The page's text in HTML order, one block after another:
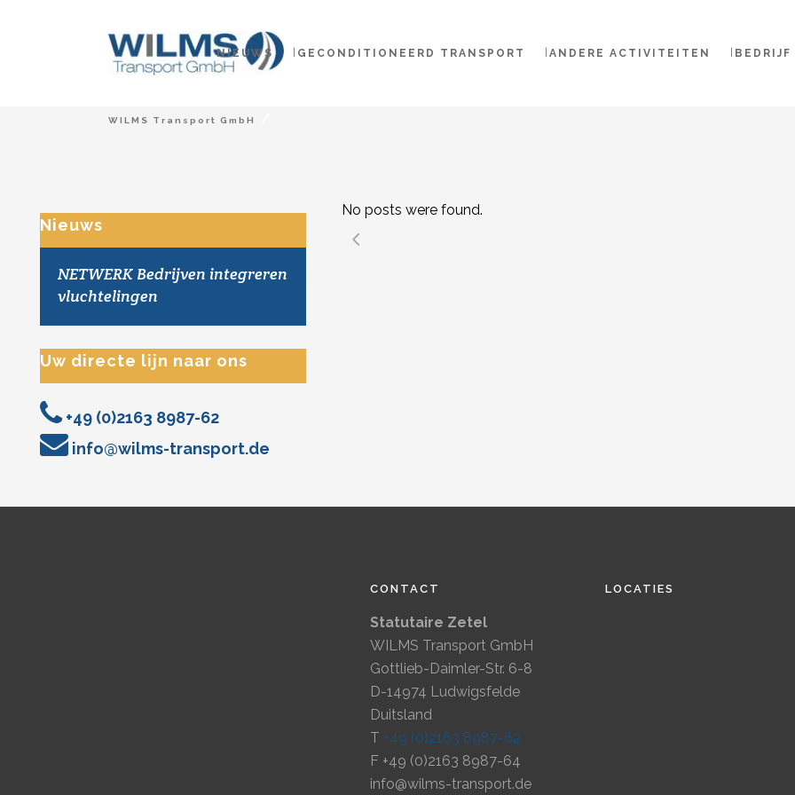
NIEUWS GECONDITIONEERD TRANSPORT ANDERE ACTIVITEITEN BEDRIJF
WILMS Transport GmbH
Nieuws
NETWERK Bedrijven integreren
vluchtelingen
Uw directe lijn naar ons
+49 (0)2163 8987-62
info@wilms-transport.de
No posts were found.
CONTACT
Statutaire Zetel
WILMS Transport GmbH
Gottlieb-Daimler-Str. 6-8
D-14974 Ludwigsfelde
Duitsland
T +49 (0)2163 8987-62
F +49 (0)2163 8987-64
info@wilms-transport.de
LOCATIES